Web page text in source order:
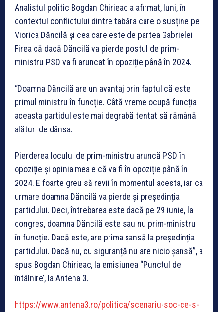
Analistul politic Bogdan Chirieac a afirmat, luni, în
contextul conflictului dintre tabăra care o susține pe
Viorica Dăncilă și cea care este de partea Gabrielei
Firea că dacă Dăncilă va pierde postul de prim-
ministru PSD va fi aruncat în opoziție până în 2024.
“Doamna Dăncilă are un avantaj prin faptul că este
primul ministru în funcție. Câtă vreme ocupă funcția
aceasta partidul este mai degrabă tentat să rămână
alături de dânsa.
Pierderea locului de prim-ministru aruncă PSD în
opoziție și opinia mea e că va fi în opoziție până în
2024. E foarte greu să revii în momentul acesta, iar ca
urmare doamna Dăncilă va pierde și președinția
partidului. Deci, întrebarea este dacă pe 29 iunie, la
congres, doamna Dăncilă este sau nu prim-ministru
în funcție. Dacă este, are prima șansă la președinția
partidului. Dacă nu, cu siguranță nu are nicio șansă”, a
spus Bogdan Chirieac, la emisiunea “Punctul de
întâlnire’, la Antena 3.
https://www.antena3.ro/politica/scenariu-soc-ce-s-